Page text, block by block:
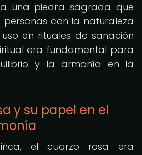
una piedra sagrada que
con la naturaleza
en rituales de sanación
era fundamental para
y la armonía en la
y su papel en el
el cuarzo rosa era